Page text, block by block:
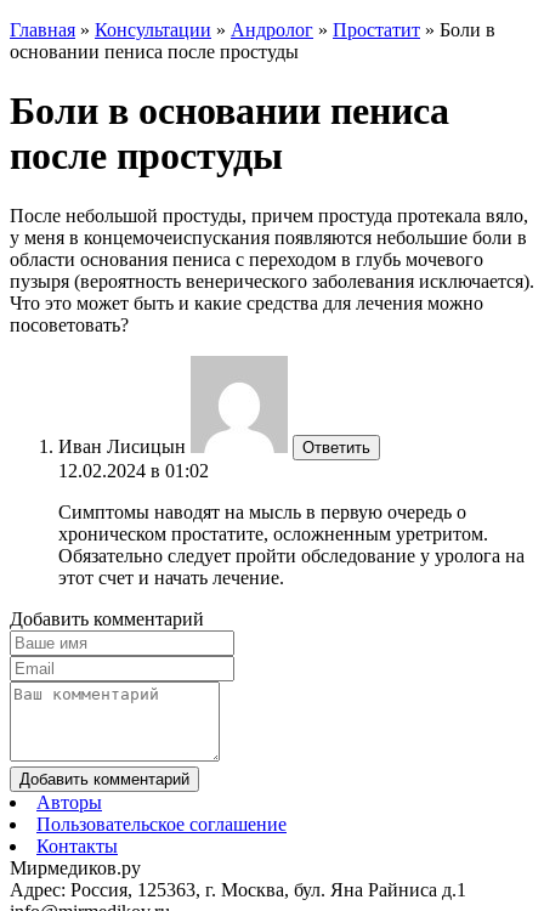
Главная » Консультации » Андролог » Простатит » Боли в
основании пениса после простуды
Боли в основании пениса
после простуды
После небольшой простуды, причем простуда протекала вяло,
у меня в концемочеиспускания появляются небольшие боли в
области основания пениса с переходом в глубь мочевого
пузыря (вероятность венерического заболевания исключается).
Что это может быть и какие средства для лечения можно
посоветовать?
Иван Лисицын Ответить
12.02.2024 в 01:02
Симптомы наводят на мысль в первую очередь о
хроническом простатите, осложненным уретритом.
Обязательно следует пройти обследование у уролога на
этот счет и начать лечение.
Добавить комментарий
Добавить комментарий
Авторы
Пользовательское соглашение
Контакты
Мирмедиков.ру
Адрес: Россия, 125363, г. Москва, бул. Яна Райниса д.1